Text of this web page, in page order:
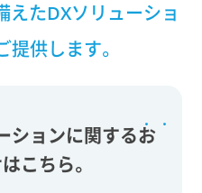
えたDXソリューショ
提供します。
ョンに関するお
はこちら。